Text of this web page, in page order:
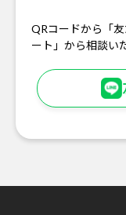
QRコードから「
ート」から相談い